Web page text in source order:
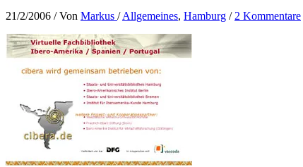
21/2/2006 / Von Markus /Allgemeines, Hamburg / 2 Kommentare